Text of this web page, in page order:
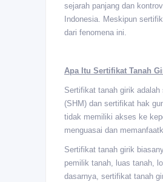
sejarah panjang dan
Indonesia. Meskipun
dari fenomena ini.
Apa Itu Sertifikat Tanah
Sertifikat tanah girik
(SHM) dan sertifikat hak
tidak memiliki akses ke
menguasai dan
Sertifikat tanah girik
pemilik tanah, luas tanah,
dasarnya, sertifikat tanah